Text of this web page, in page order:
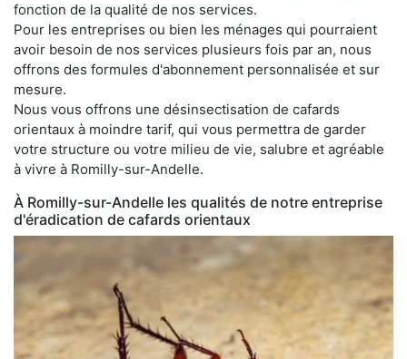
fonction de la qualité de nos services.
Pour les entreprises ou bien les ménages qui pourraient
avoir besoin de nos services plusieurs fois par an, nous
offrons des formules d'abonnement personnalisée et sur
mesure.
Nous vous offrons une désinsectisation de cafards
orientaux à moindre tarif, qui vous permettra de garder
votre structure ou votre milieu de vie, salubre et agréable
à vivre à Romilly-sur-Andelle.
À Romilly-sur-Andelle les qualités de notre entreprise
d'éradication de cafards orientaux